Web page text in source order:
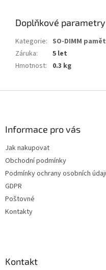
Doplňkové parametry
Kategorie: SO-DIMM
Záruka:
5 let
Hmotnost: 0.3 kg
Informace pro vás
Jak nakupovat
Obchodní podmínky
Podmínky ochrany osobních
GDPR
Poštovné
Kontakty
Kontakt